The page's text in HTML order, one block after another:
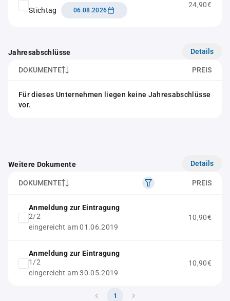
Stichtag
06.08.2026
24,90€
Jahresabschlüsse Details
DOKUMENTE PREIS
Für dieses Unternehmen liegen keine Jahresabschlüsse
vor.
Weitere Dokumente Details
DOKUMENTE PREIS
Anmeldung zur Eintragung
2/2
eingereicht am 01.06.2019
10,90€
Anmeldung zur Eintragung
1/2
eingereicht am 30.05.2019
10,90€
1